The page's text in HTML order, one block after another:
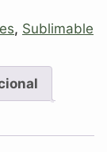
, Sublimable